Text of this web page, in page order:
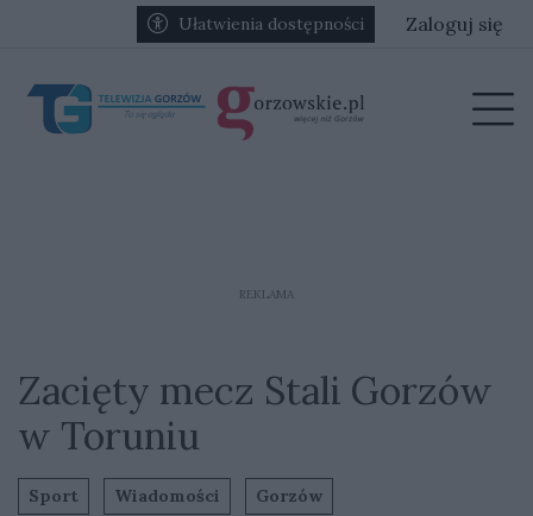
Przejdź do głównych treści
Przejdź do głównego menuUłatwienia dostępności Zaloguj się
REKLAMA
Zacięty mecz Stali Gorzów
w Toruniu
Sport Wiadomości Gorzów